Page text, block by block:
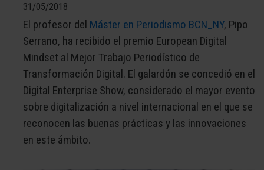
31/05/2018
El profesor del Máster en Periodismo BCN_NY, Pipo
Serrano, ha recibido el premio European Digital
Mindset al Mejor Trabajo Periodístico de
Transformación Digital. El galardón se concedió en el
Digital Enterprise Show, considerado el mayor evento
sobre digitalización a nivel internacional en el que se
reconocen las buenas prácticas y las innovaciones
en este ámbito.